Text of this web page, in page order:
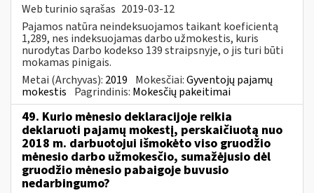
Web turinio sąrašas 2019-03-12
Pajamos natūra neindeksuojamos taikant koeficientą
1,289, nes indeksuojamas darbo užmokestis, kuris
nurodytas Darbo kodekso 139 straipsnyje, o jis turi būti
mokamas pinigais.
Metai (Archyvas): 2019 Mokesčiai:Gyventojų pajamų
mokestis Pagrindinis: Mokesčių pakeitimai
49. Kurio mėnesio deklaracijoje reikia
deklaruoti pajamų mokestį, perskaičiuotą nuo
2018 m. darbuotojui išmokėto viso gruodžio
mėnesio darbo užmokesčio, sumažėjusio dėl
gruodžio mėnesio pabaigoje buvusio
nedarbingumo?